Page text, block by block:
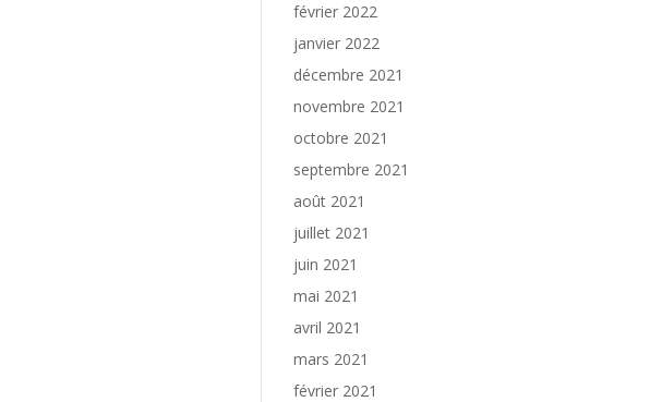
février 2022
janvier 2022
décembre 2021
novembre 2021
octobre 2021
septembre 2021
août 2021
juillet 2021
juin 2021
mai 2021
avril 2021
mars 2021
février 2021